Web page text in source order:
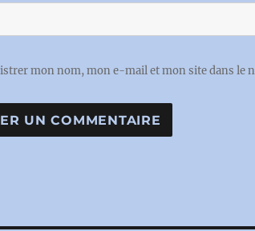
mon nom, mon e-mail et mon site dans le